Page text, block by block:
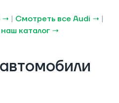
→ | Смотреть все Audi → |
каталог →